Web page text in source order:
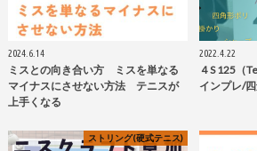
2024.6.14
ミスとの向き合い方 ミスを単なる
マイナスにさせない方法 テニスが
上手くなる
2022.4.22
４S 125（
インプレ/
ストリング(硬式テニス)